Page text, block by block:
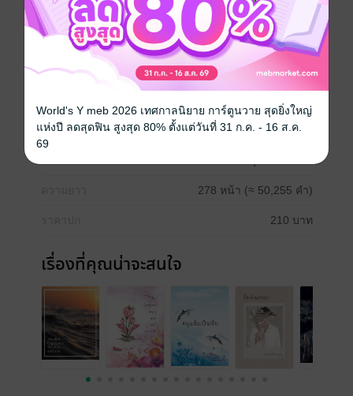
สิ่งที่เคยสัมผัสจนมันกลายเป็นสิ่งหนึ่งที่ขาดไม่ได้ อ่า..ถ้า
แบบนั้น ผมต้องเรียกมันว่า ‘การเสพติด’ มั้ยนะ?
Fanfiction แฟนฟิคชั่น
ประเภทไฟล์ pdf, epub(สารบัญ)
278 หน้า (≈ 50,255 คำ)
210 บาท
เรื่องที่คุณน่าจะสนใจ
World's Y meb 2026 เทศกาลนิยาย การ์ตูนวาย สุดยิ่งใหญ่
แห่งปี ลดสุดฟิน สูงสุด 80% ตั้งแต่วันที่ 31 ก.ค. - 16 ส.ค.
69